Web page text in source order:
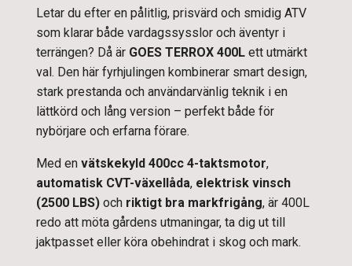
Letar du efter en pålitlig, prisvärd och smidig ATV
som klarar både vardagssysslor och äventyr i
terrängen? Då är GOES TERROX 400L ett utmärkt
val. Den här fyrhjulingen kombinerar smart design,
stark prestanda och användarvänlig teknik i en
lättkörd och lång version – perfekt både för
nybörjare och erfarna förare.
Med en vätskekyld 400cc 4-taktsmotor,
automatisk CVT-växellåda, elektrisk vinsch
(2500 LBS) och riktigt bra markfrigång, är 400L
redo att möta gårdens utmaningar, ta dig ut till
jaktpasset eller köra obehindrat i skog och mark.